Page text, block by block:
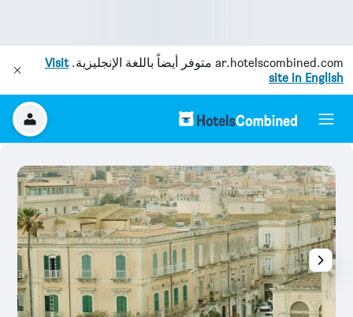
ar.hotelscombined.com متوفر أيضاً باللغة الإنجليزية.Visit
site in English